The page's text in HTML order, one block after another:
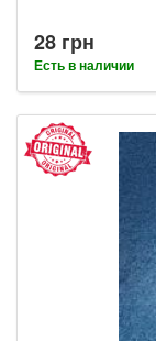
28 грн
Есть в наличии